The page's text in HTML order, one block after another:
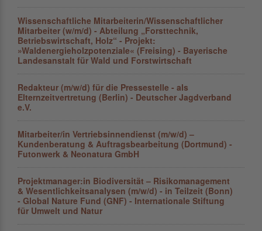
Wissenschaftliche Mitarbeiterin/Wissenschaftlicher
Mitarbeiter (w/m/d) - Abteilung „Forsttechnik,
Betriebswirtschaft, Holz“ - Projekt:
»Waldenergieholzpotenziale« (Freising) - Bayerische
Landesanstalt für Wald und Forstwirtschaft
Redakteur (m/w/d) für die Pressestelle - als
Elternzeitvertretung (Berlin) - Deutscher Jagdverband
e.V.
Mitarbeiter/in Vertriebsinnendienst (m/w/d) –
Kundenberatung & Auftragsbearbeitung (Dortmund) -
Futonwerk & Neonatura GmbH
Projektmanager:in Biodiversität – Risikomanagement
& Wesentlichkeitsanalysen (m/w/d) - in Teilzeit (Bonn)
- Global Nature Fund (GNF) - Internationale Stiftung
für Umwelt und Natur